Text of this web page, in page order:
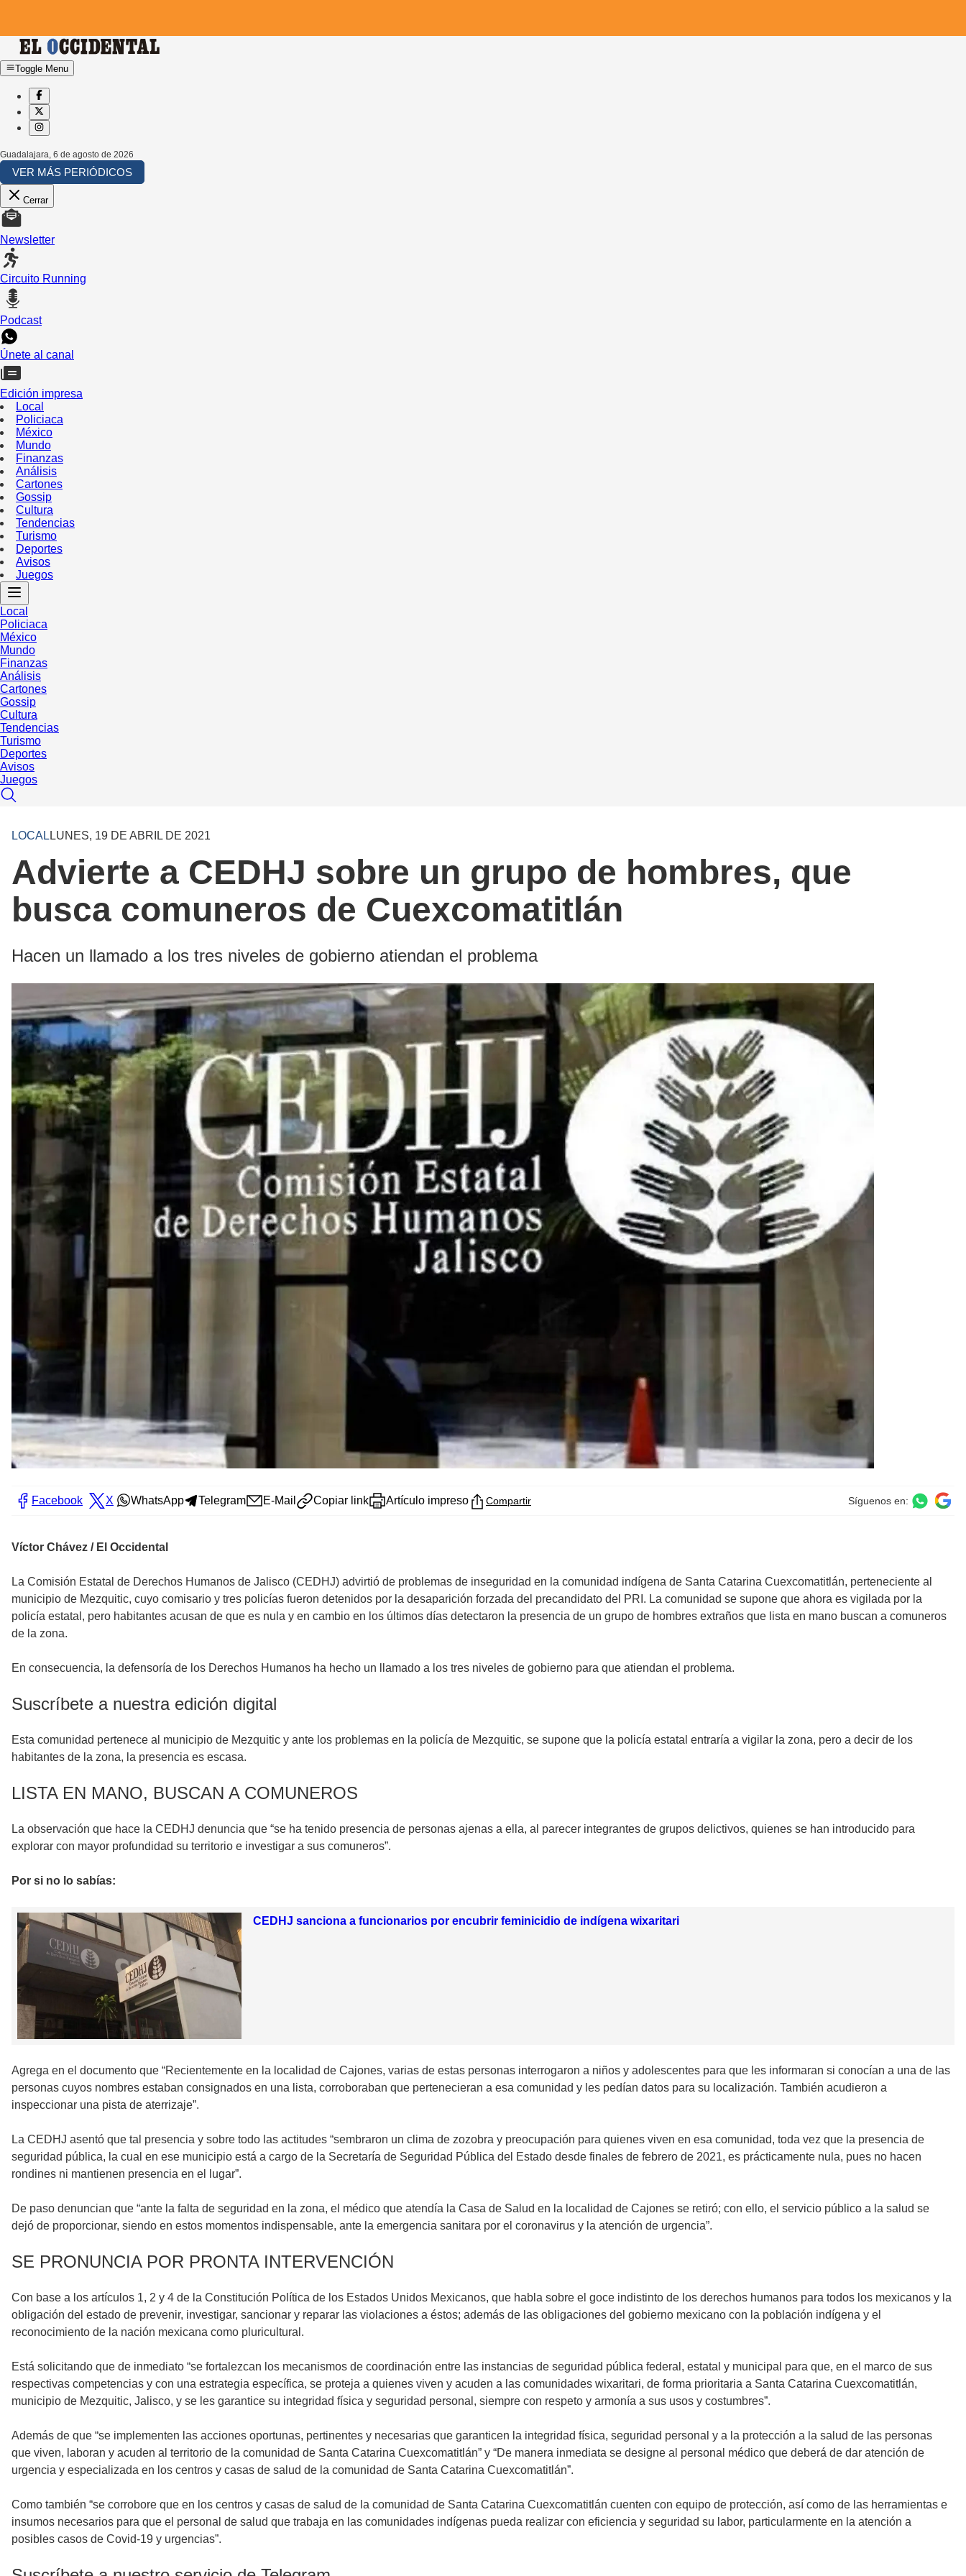
Toggle Menu
Guadalajara, 6 de agosto de 2026
VER MÁS PERIÓDICOS
Cerrar
Newsletter
Circuito Running
Podcast
Únete al canal
Edición impresa
Local
Policiaca
México
Mundo
Finanzas
Análisis
Cartones
Gossip
Cultura
Tendencias
Turismo
Deportes
Avisos
Juegos
Local
Policiaca
México
Mundo
Finanzas
Análisis
Cartones
Gossip
Cultura
Tendencias
Turismo
Deportes
Avisos
Juegos
LOCAL LUNES, 19 DE ABRIL DE 2021
Advierte a CEDHJ sobre un grupo de hombres, que
busca comuneros de Cuexcomatitlán
Hacen un llamado a los tres niveles de gobierno atiendan el problema
Facebook X WhatsApp Telegram E-Mail Copiar link Artículo impreso Compartir Síguenos en:
Víctor Chávez / El Occidental
La Comisión Estatal de Derechos Humanos de Jalisco (CEDHJ) advirtió de problemas de inseguridad en la comunidad indígena de Santa Catarina Cuexcomatitlán, perteneciente al
municipio de Mezquitic, cuyo comisario y tres policías fueron detenidos por la desaparición forzada del precandidato del PRI. La comunidad se supone que ahora es vigilada por la
policía estatal, pero habitantes acusan de que es nula y en cambio en los últimos días detectaron la presencia de un grupo de hombres extraños que lista en mano buscan a comuneros
de la zona.
En consecuencia, la defensoría de los Derechos Humanos ha hecho un llamado a los tres niveles de gobierno para que atiendan el problema.
Suscríbete a nuestra edición digital
Esta comunidad pertenece al municipio de Mezquitic y ante los problemas en la policía de Mezquitic, se supone que la policía estatal entraría a vigilar la zona, pero a decir de los
habitantes de la zona, la presencia es escasa.
LISTA EN MANO, BUSCAN A COMUNEROS
La observación que hace la CEDHJ denuncia que “se ha tenido presencia de personas ajenas a ella, al parecer integrantes de grupos delictivos, quienes se han introducido para
explorar con mayor profundidad su territorio e investigar a sus comuneros”.
Por si no lo sabías:
CEDHJ sanciona a funcionarios por encubrir feminicidio de indígena wixaritari
Agrega en el documento que “Recientemente en la localidad de Cajones, varias de estas personas interrogaron a niños y adolescentes para que les informaran si conocían a una de las
personas cuyos nombres estaban consignados en una lista, corroboraban que pertenecieran a esa comunidad y les pedían datos para su localización. También acudieron a
inspeccionar una pista de aterrizaje”.
La CEDHJ asentó que tal presencia y sobre todo las actitudes “sembraron un clima de zozobra y preocupación para quienes viven en esa comunidad, toda vez que la presencia de
seguridad pública, la cual en ese municipio está a cargo de la Secretaría de Seguridad Pública del Estado desde finales de febrero de 2021, es prácticamente nula, pues no hacen
rondines ni mantienen presencia en el lugar”.
De paso denuncian que “ante la falta de seguridad en la zona, el médico que atendía la Casa de Salud en la localidad de Cajones se retiró; con ello, el servicio público a la salud se
dejó de proporcionar, siendo en estos momentos indispensable, ante la emergencia sanitara por el coronavirus y la atención de urgencia”.
SE PRONUNCIA POR PRONTA INTERVENCIÓN
Con base a los artículos 1, 2 y 4 de la Constitución Política de los Estados Unidos Mexicanos, que habla sobre el goce indistinto de los derechos humanos para todos los mexicanos y la
obligación del estado de prevenir, investigar, sancionar y reparar las violaciones a éstos; además de las obligaciones del gobierno mexicano con la población indígena y el
reconocimiento de la nación mexicana como pluricultural.
Está solicitando que de inmediato “se fortalezcan los mecanismos de coordinación entre las instancias de seguridad pública federal, estatal y municipal para que, en el marco de sus
respectivas competencias y con una estrategia específica, se proteja a quienes viven y acuden a las comunidades wixaritari, de forma prioritaria a Santa Catarina Cuexcomatitlán,
municipio de Mezquitic, Jalisco, y se les garantice su integridad física y seguridad personal, siempre con respeto y armonía a sus usos y costumbres”.
Además de que “se implementen las acciones oportunas, pertinentes y necesarias que garanticen la integridad física, seguridad personal y a la protección a la salud de las personas
que viven, laboran y acuden al territorio de la comunidad de Santa Catarina Cuexcomatitlán” y “De manera inmediata se designe al personal médico que deberá de dar atención de
urgencia y especializada en los centros y casas de salud de la comunidad de Santa Catarina Cuexcomatitlán”.
Como también “se corrobore que en los centros y casas de salud de la comunidad de Santa Catarina Cuexcomatitlán cuenten con equipo de protección, así como de las herramientas e
insumos necesarios para que el personal de salud que trabaja en las comunidades indígenas pueda realizar con eficiencia y seguridad su labor, particularmente en la atención a
posibles casos de Covid-19 y urgencias”.